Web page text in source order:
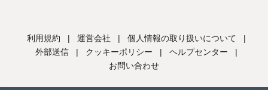
利用規約 | 運営会社 | 個人情報の取り扱いについて
|
外部送信
| クッキーポリシー | ヘルプセンター
|
お問い合わせ